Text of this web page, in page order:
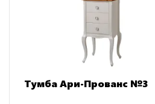
Тумба Ари-Прованс №3